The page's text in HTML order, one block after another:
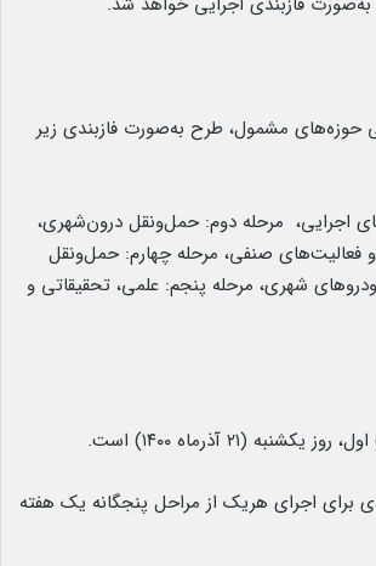
حوزه‌های مشمول، طرح به‌صورت فازبندی زیر
اجرایی، مرحله دوم: حمل‌ونقل درون‌شهری،
فعالیت‌های صنفی، مرحله چهارم: حمل‌ونقل
شهری، مرحله پنجم: علمی، تحقیقاتی و
(۲۱ آذرماه ۱۴۰۰) است.
برای اجرای هریک از مراحل پنجگانه یک هفته